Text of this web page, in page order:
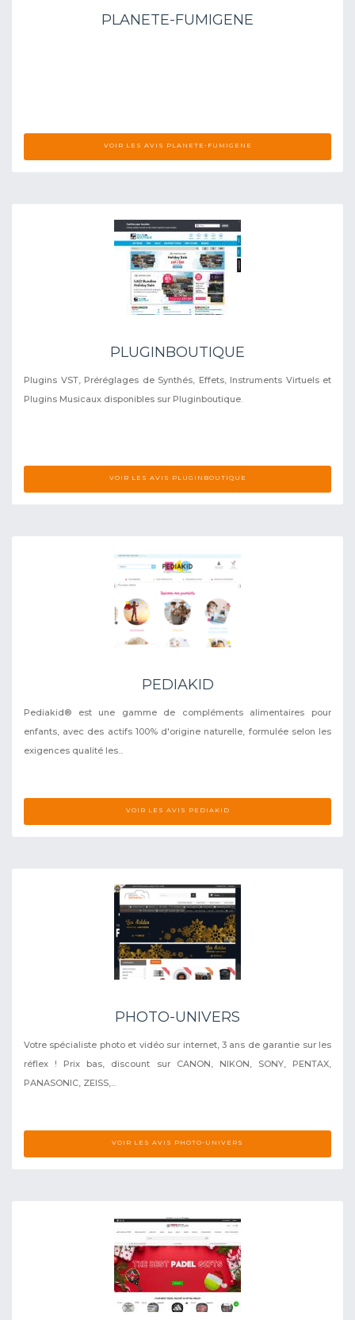
PLANETE-FUMIGENE
VOIR LES AVIS PLANETE-FUMIGENE
PLUGINBOUTIQUE
Plugins VST, Préréglages de Synthés, Effets, Instruments Virtuels et
Plugins Musicaux disponibles sur Pluginboutique.
VOIR LES AVIS PLUGINBOUTIQUE
PEDIAKID
Pediakid® est une gamme de compléments alimentaires pour
enfants, avec des actifs 100% d'origine naturelle, formulée selon les
exigences qualité les...
VOIR LES AVIS PEDIAKID
PHOTO-UNIVERS
Votre spécialiste photo et vidéo sur internet, 3 ans de garantie sur les
réflex ! Prix bas, discount sur CANON, NIKON, SONY, PENTAX,
PANASONIC, ZEISS,...
VOIR LES AVIS PHOTO-UNIVERS